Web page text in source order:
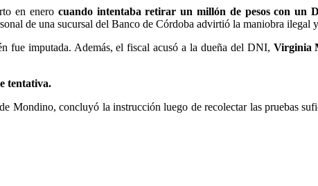
en enero cuando intentaba retirar un millón de pesos con un
de una sucursal del Banco de Córdoba advirtió la maniobra ilegal
fue imputada. Además, el fiscal acusó a la dueña del DNI, Virginia
tentativa.
concluyó la instrucción luego de recolectar las pruebas